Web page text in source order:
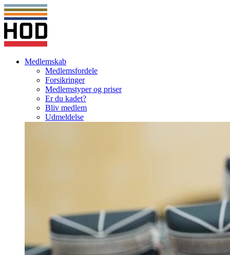
Medlemskab
Medlemsfordele
Forsikringer
Medlemstyper og priser
Er du kadet?
Bliv medlem
Udmeldelse